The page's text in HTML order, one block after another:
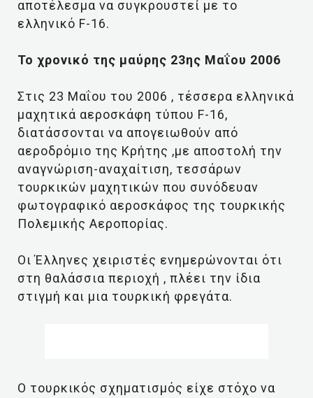
αποτέλεσμα να συγκρουστεί με το
ελληνικό F-16.
Το χρονικό της μαύρης 23ης Μαΐου 2006
Στις 23 Μαΐου του 2006 , τέσσερα ελληνικά
μαχητικά αεροσκάφη τύπου F-16,
διατάσσονται να απογειωθούν από
αεροδρόμιο της Κρήτης ,με αποστολή την
αναγνώριση-αναχαίτιση, τεσσάρων
τουρκικών μαχητικών που συνόδευαν
φωτογραφικό αεροσκάφος της τουρκικής
Πολεμικής Αεροπορίας.
Οι Έλληνες χειριστές ενημερώνονται ότι
στη θαλάσσια περιοχή , πλέει την ίδια
στιγμή και μια τουρκική φρεγάτα.
Ο τουρκικός σχηματισμός είχε στόχο να